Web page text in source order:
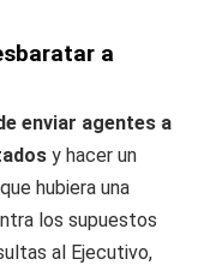
a
enviar agentes a
y hacer un
hubiera una
los supuestos
al Ejecutivo,